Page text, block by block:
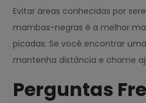
Evitar áreas conhecidas por
mambas-negras é a melhor
picadas. Se você encontrar
mantenha distância e chame
Perguntas